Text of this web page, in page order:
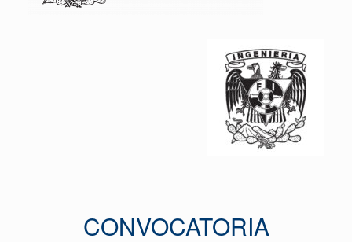
CONVOCATORIA